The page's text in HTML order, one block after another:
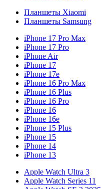
Планшеты Xiaomi
Планшеты Samsung
iPhone 17 Pro Max
iPhone 17 Pro
iPhone Air
iPhone 17
iPhone 17e
iPhone 16 Pro Max
iPhone 16 Plus
iPhone 16 Pro
iPhone 16
iPhone 16e
iPhone 15 Plus
iPhone 15
iPhone 14
iPhone 13
Apple Watch Ultra 3
Apple Watch Series 11